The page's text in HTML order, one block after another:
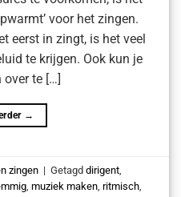
voor het zingen.
eerst in zingt, is het veel
te krijgen. Ook kun je
over te […]
→
zingen | Getagddirigent
,muziek maken ,ritmisch